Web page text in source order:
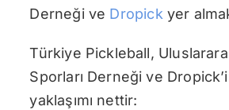
Derneği ve Dropick yer
Türkiye Pickleball,
Sporları Derneği ve
yaklaşımı nettir: